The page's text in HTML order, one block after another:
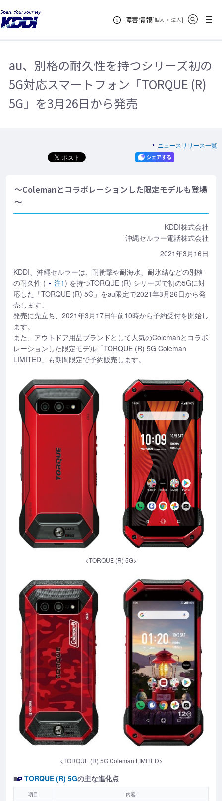
障害情報[個人 ・ 法人新規ウィンドウ
]
メニュー
KDDIホーム
別格の耐久性を持つシリーズ初の5G対応スマートフォン「TORQUE (R) 5G」
を3月26日から発売
au、別格の耐久性を持つシリーズ初の
5G対応スマートフォン「TORQUE (R)
5G」を3月26日から発売
ニュースリリース一覧
～Colemanとコラボレーションした限定モデルも登場
～
KDDI株式会社
沖縄セルラー電話株式会社
2021年3月16日
KDDI、沖縄セルラーは、耐衝撃や耐海水、耐氷結などの別格
の耐久性 (
注1) を持つTORQUE (R) シリーズで初の5Gに対
応した「TORQUE (R) 5G」をau限定で2021年3月26日から発
売します。
発売に先立ち、2021年3月17日午前10時から予約受付を開始し
ます。
また、アウトドア用品ブランドとして人気のColemanとコラボ
レーションした限定モデル「TORQUE (R) 5G Coleman
LIMITED」も期間限定で予約販売します。
<TORQUE (R) 5G>
<TORQUE (R) 5G Coleman LIMITED>
■ TORQUE (R) 5Gの主な進化点
項目 内容